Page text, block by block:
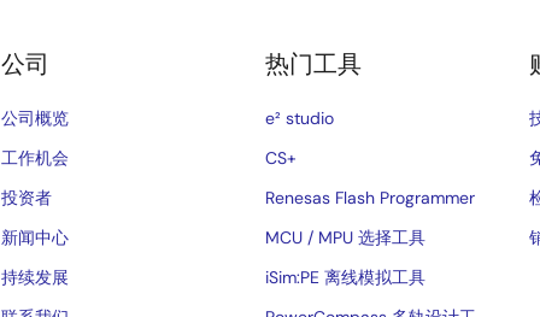
公司
公司概览
工作机会
投资者
新闻中心
持续发展
热门工具
e² studio
CS+
Renesas Flash Programmer
MCU / MPU 选择工具
iSim:PE 离线模拟工具